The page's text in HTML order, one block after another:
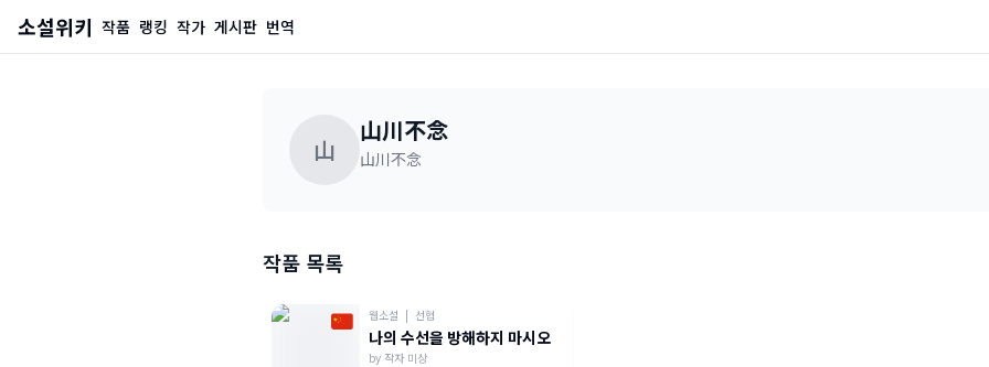
소설위키 작품 랭킹 작가 게시판 번역
山
山川不念
山川不念
작품 목록
웹소설 | 선협
나의 수선을 방해하지 마시오
by 작자 미상